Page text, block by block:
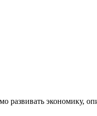
развивать экономику,